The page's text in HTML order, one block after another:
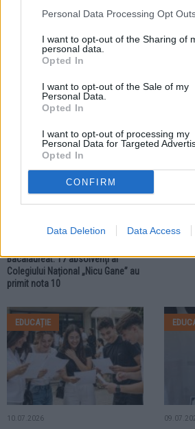
Personal Data Processing Opt
I want to opt-out of the Sharing of
personal data.
Opted In
I want to opt-out of the Sale of my
Personal Data.
Opted In
I want to opt-out of processing my
Personal Data for Targeted
Opted In
CONFIRM
Data Deletion Data Access
12.07.2026
Două eleve de la Colegiul Național
județean al celor mai mari medii la
Bacalaureat
cu
EDUCAȚIE
Bacalaureat. 17 absolvenți ai
Colegiului Național „Nicu Gane” au
primit nota 10
EDUCAȚIE
10.07.2026